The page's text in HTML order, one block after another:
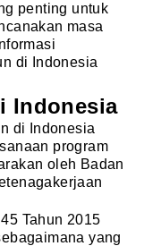
penting untuk
masa
di Indonesia
Indonesia
di Indonesia
program
oleh Badan
Tahun 2015
yang